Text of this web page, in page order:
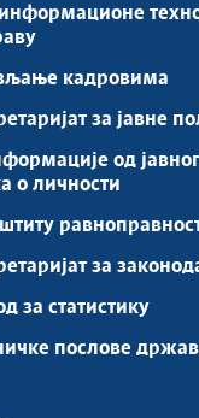
кадровима
за јавне
од
о личности
за
за статистику
послове